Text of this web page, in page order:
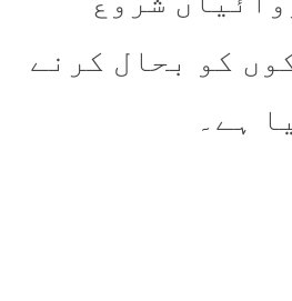
کو بحال کرنے
ہے۔